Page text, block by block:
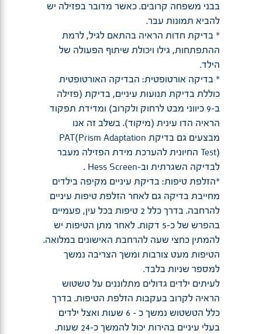
בבני משפחה קרובים. כאשר מדובר בפזילה יש
להביא תמונות עבר.
* בדיקת חדות הראיה בהתאם לגיל, לרמת
ההתפתחות, גילו ויכולת שיתוף הפעולה של
הילד.
* בדיקה אורטופטית: הבדיקה האורטופטית
כוללת בדיקת תנועות עיניים, בדיקת (פזילה
ב-9 כיווני מבט לרחוק ולקרוב) ומדידת תפקוד
הראיה הדו עינית (מיקוד). בשלב זה אנו
מבצעים גם בדיקת PAT(Prism Adaptation
Test) החיונית להערכת מידת הפזילה מעבר
לבדיקה השגרתית וב-Hess Screen .
*הזלפת טיפות: בדיקת עיניים מקיפה בילדים
מחייבת בדיקה גם לאחר הזלפת טיפות עיניים
להרחבה. בדרך כלל 2 טיפות בכל עין, פעמיים
בהפרש של כ-5 דקות. לאחר מתן הטיפות יש
להמתין כחצי שעה להרחבת האישונים במלואה.
הטיפות מעט צורבות ומשך הצריבה נמשך
למספר שניות בלבד.
לעיתים ילדים גדולים מתלוננים על טשטוש
הראיה לקרוב בעקבות הזלפת הטיפות. בדרך
כלל הטשטוש נמשך כ - 6 שעות ואצל ילדים
בעלי עיניים בהירות יכול להמשך כ-24 שעות.